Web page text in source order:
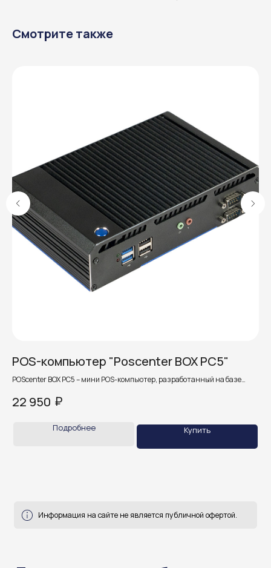
Смотрите также
POS-компьютер "Poscenter BOX PC5"
POScenter BOX PC5 – мини POS-компьютер, разработанный на базе
22 950 ₽
Подробнее Купить
Доставка, способы
оплаты и возврат
готовы ответить на все ваши вопросы